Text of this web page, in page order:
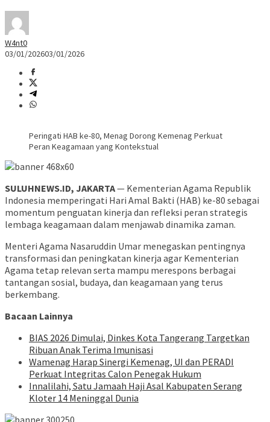
W4nt0
03/01/202603/01/2026
Peringati HAB ke-80, Menag Dorong Kemenag Perkuat
Peran Keagamaan yang Kontekstual
SULUHNEWS.ID, JAKARTA— Kementerian Agama Republik
Indonesia memperingati Hari Amal Bakti (HAB) ke-80 sebagai
momentum penguatan kinerja dan refleksi peran strategis
lembaga keagamaan dalam menjawab dinamika zaman.
Menteri Agama Nasaruddin Umar menegaskan pentingnya
transformasi dan peningkatan kinerja agar Kementerian
Agama tetap relevan serta mampu merespons berbagai
tantangan sosial, budaya, dan keagamaan yang terus
berkembang.
Bacaan Lainnya
BIAS 2026 Dimulai, Dinkes Kota Tangerang Targetkan
Ribuan Anak Terima Imunisasi
Wamenag Harap Sinergi Kemenag, UI dan PERADI
Perkuat Integritas Calon Penegak Hukum
Innalilahi, Satu Jamaah Haji Asal Kabupaten Serang
Kloter 14 Meninggal Dunia